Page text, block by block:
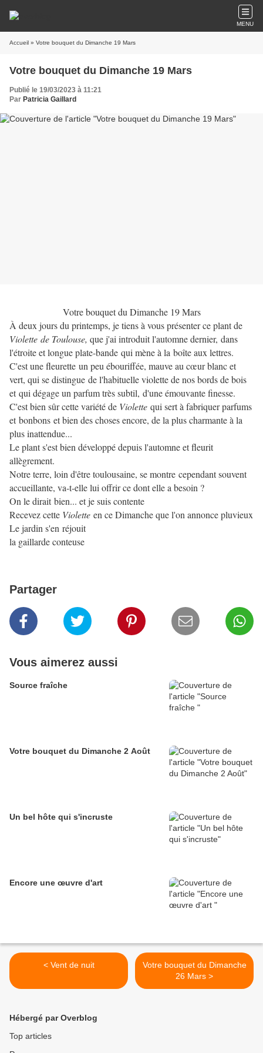
MENU
Accueil » Votre bouquet du Dimanche 19 Mars
Votre bouquet du Dimanche 19 Mars
Publié le 19/03/2023 à 11:21
Par Patricia Gaillard
Votre bouquet du Dimanche 19 Mars
À deux jours du printemps, je tiens à vous présenter ce plant de
Violette de Toulouse, que j'ai introduit l'automne dernier, dans
l'étroite et longue plate-bande qui mène à la boîte aux lettres.
C'est une fleurette un peu ébouriffée, mauve au cœur blanc et
vert, qui se distingue de l'habituelle violette de nos bords de bois
et qui dégage un parfum très subtil, d'une émouvante finesse.
C'est bien sûr cette variété de Violette qui sert à fabriquer parfums
et bonbons et bien des choses encore, de la plus charmante à la
plus inattendue...
Le plant s'est bien développé depuis l'automne et fleurit
allègrement.
Notre terre, loin d'être toulousaine, se montre cependant souvent
accueillante, va-t-elle lui offrir ce dont elle a besoin ?
On le dirait bien... et je suis contente
Recevez cette Violette en ce Dimanche que l'on annonce pluvieux
Le jardin s'en réjouit
la gaillarde conteuse
Partager
Vous aimerez aussi
Source fraîche
Votre bouquet du Dimanche 2 Août
Un bel hôte qui s'incruste
Encore une œuvre d'art
< Vent de nuit
Votre bouquet du Dimanche
26 Mars >
Hébergé par Overblog
Top articles